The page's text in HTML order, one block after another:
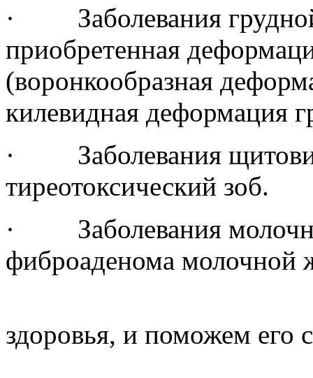
· Заболевания
приобретенная
(воронкообразная
килевидная деформация
· Заболевания
тиреотоксический зоб.
· Заболевания
фиброаденома молочной
здоровья, и поможем его